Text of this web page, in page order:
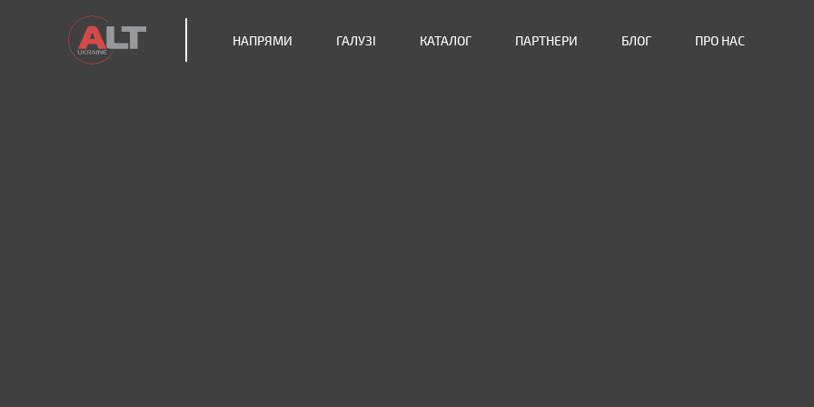
НАПРЯМИ ГАЛУЗІ КАТАЛОГ ПАРТНЕРИ БЛОГ ПРО НАС